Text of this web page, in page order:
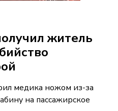
житель
медика ножом из-за
на пассажирское